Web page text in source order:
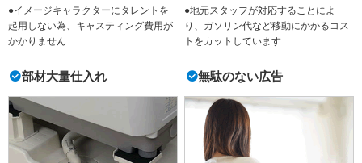
●イメージキャラクターにタレントを
起用しない為、キャスティング費用が
かかりません
●地元スタッフが対応することによ
り、ガソリン代など移動にかかるコス
トをカットしています
部材大量仕入れ 無駄のない広告